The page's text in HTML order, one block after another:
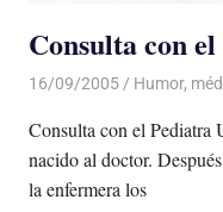
Consulta con
16/09/2005 Luis
Humor,
Consulta con el Pediatra
nacido al doctor.
la enfermera los